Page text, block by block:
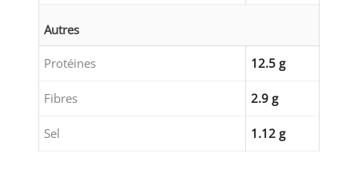
Autres
Protéines 12.5 g
Fibres 2.9 g
Sel 1.12 g